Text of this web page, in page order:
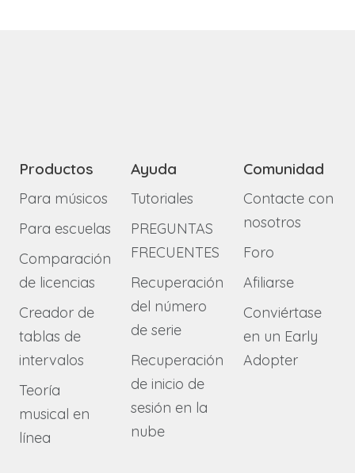
Productos
Para músicos
Para escuelas
Comparación
de licencias
Creador de
tablas de
intervalos
Teoría
musical en
línea
Ayuda
Tutoriales
PREGUNTAS
FRECUENTES
Recuperación
del número
de serie
Recuperación
de inicio de
sesión en la
nube
Comunidad
Contacte con
nosotros
Foro
Afiliarse
Conviértase
en un Early
Adopter